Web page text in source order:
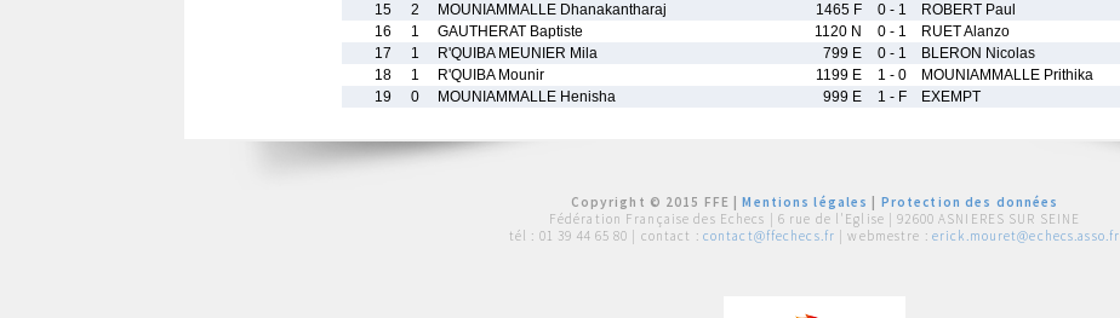
15
2 MOUNIAMMALLE Dhanakantharaj 1465 F 0 - 1 ROBERT Paul
16
1 GAUTHERAT Baptiste 1120 N 0 - 1 RUET Alanzo
17
1 R'QUIBA MEUNIER Mila 799 E 0 - 1 BLERON Nicolas
18
1 R'QUIBA Mounir 1199 E 1 - 0 MOUNIAMMALLE Prithika
19
0 MOUNIAMMALLE Henisha 999 E 1 - F EXEMPT
Copyright © 2015 FFE |Mentions légales
Protection des données
Fédération Française des Echecs | 6 rue de l'Eglise | 92600 ASNIERES SUR SEINE
tél : 01 39 44 65 80 | contact : contact@ffechecs.fr | webmestre : erick.mouret@echecs.asso.fr